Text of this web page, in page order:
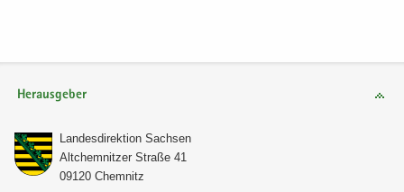
Herausgeber
Lan­des­di­rek­ti­on Sach­sen
Alt­chem­nit­zer Stra­ße 41
09120 Chem­nitz